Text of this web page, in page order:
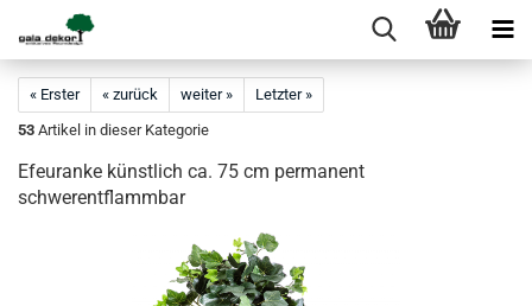
« Erster « zurück weiter »
Letzter »
53 Artikel in dieser Kategorie
Efeuranke künstlich ca. 75 cm permanent
schwerentflammbar